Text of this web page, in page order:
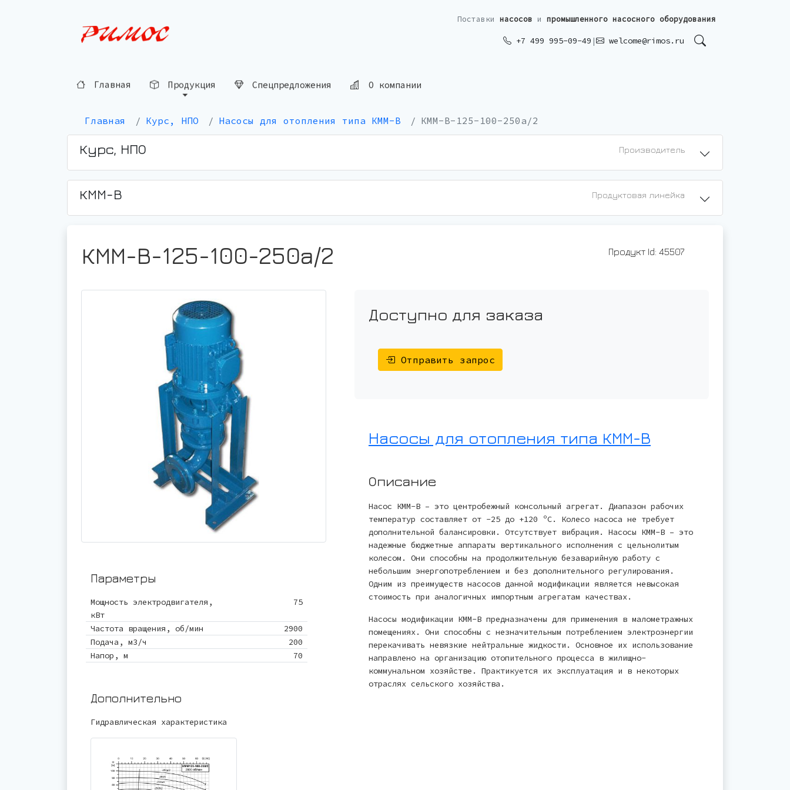
Поставки насосов и промышленного насосного оборудования
+7 499 995-09-49 | welcome@rimos.ru
Главная Продукция Спецпредложения О компании
Главная Курс, НПО Насосы для отопления типа КММ-В КММ-В-125-100-250а/2
Курс, НПО Производитель
КММ-В Продуктовая линейка
КММ-В-125-100-250а/2 Продукт Id: 45507
Параметры
Мощность электродвигателя,
кВт
75
Частота вращения, об/мин
2900
Подача, м3/ч
200
Напор, м
70
Дополнительно
Гидравлическая характеристика
Доступно для заказа
Отправить запрос
Насосы для отопления типа КММ-В
Описание
Насос КММ-В – это центробежный консольный агрегат. Диапазон рабочих
температур составляет от -25 до +120 ºС. Колесо насоса не требует
дополнительной балансировки. Отсутствует вибрация. Насосы КММ-В – это
надежные бюджетные аппараты вертикального исполнения с цельнолитым
колесом. Они способны на продолжительную безаварийную работу с
небольшим энергопотреблением и без дополнительного регулирования.
Одним из преимуществ насосов данной модификации является невысокая
стоимость при аналогичных импортным агрегатам качествах.
Насосы модификации КММ-В предназначены для применения в малометражных
помещениях. Они способны с незначительным потреблением электроэнергии
перекачивать невязкие нейтральные жидкости. Основное их использование
направлено на организацию отопительного процесса в жилищно-
коммунальном хозяйстве. Практикуется их эксплуатация и в некоторых
отраслях сельского хозяйства.